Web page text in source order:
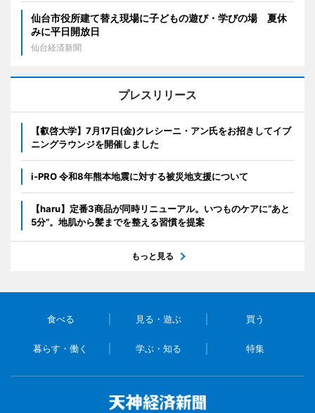
仙台市役所建て替え現場に子どもの遊び・学びの場 夏休
みに平日開放日
仙台経済新聞
プレスリリース
【叡啓大学】7月17日(金)クレシーニ・アン氏をお招きしてイブ
ニングラウンジを開催しました
i-PRO 令和8年熊本地震に対する被災地支援について
【haru】定番3商品が同時リニューアル。いつものケアに“あと
5分”。地肌から髪までを整える習慣を提案
もっと見る
食べる 見る・遊ぶ 買う
暮らす・働く 学ぶ・知る 特集